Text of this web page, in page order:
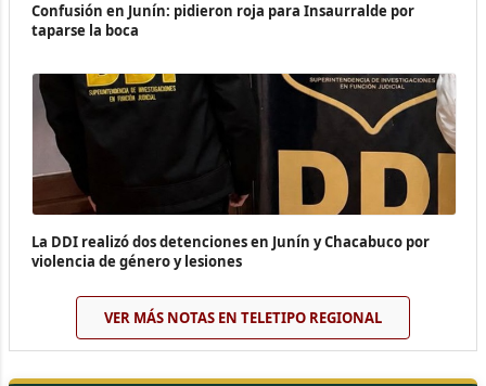
Confusión en Junín: pidieron roja para Insaurralde por
taparse la boca
La DDI realizó dos detenciones en Junín y Chacabuco por
violencia de género y lesiones
VER MÁS NOTAS EN TELETIPO REGIONAL